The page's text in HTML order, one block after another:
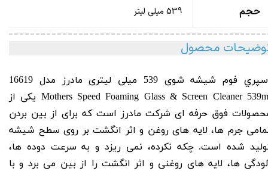
حجم 539 میلی لیتر
محصول
فوم شيشه شوی 539 میلی لیتری مادرز مدل 16619
Mothers Speed Foaming Glass & Screen Cleaner
یکی از
فوق حرفه ای شرکت مادرز است که برای از بین بردن
جرم ها، لایه های روغن و اثر انگشت بر روی سطح شیشه
شده است. چکه نکرده، نمی ‌ریزد و به ‌سرعت دوده ها،
ها، لایه ‌های روغنی و اثر انگشت را از بین می برد و با